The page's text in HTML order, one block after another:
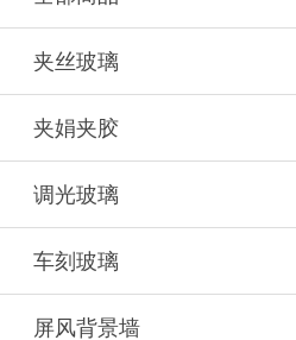
夹丝玻璃
夹娟夹胶
调光玻璃
车刻玻璃
屏风背景墙